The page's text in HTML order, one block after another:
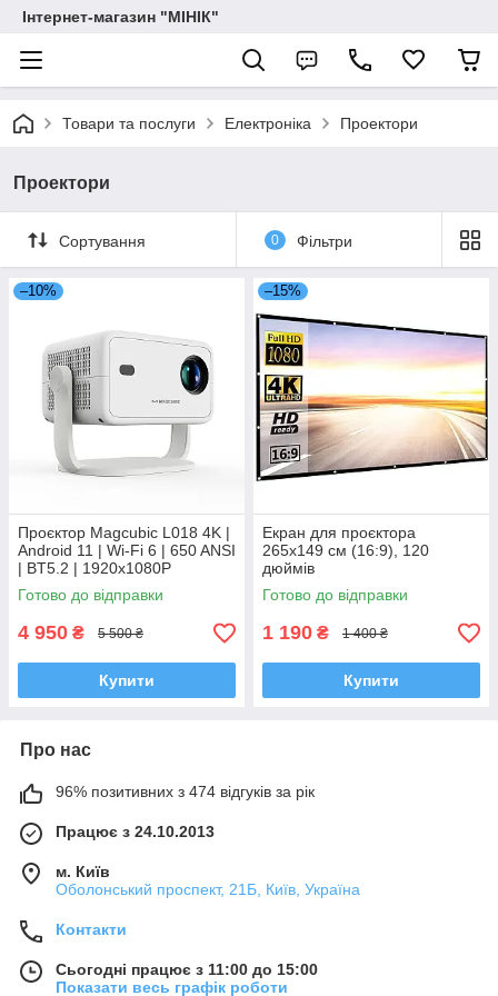
Інтернет-магазин "МІНІК"
Товари та послуги Електроніка Проектори
Проектори
Сортування 0 Фільтри
–10%
Проєктор Magcubic L018 4K |
Android 11 | Wi-Fi 6 | 650 ANSI
| BT5.2 | 1920х1080P
Готово до відправки
4 950 ₴ 5 500 ₴
Купити
–15%
Екран для проєктора
265x149 см (16:9), 120
дюймів
Готово до відправки
1 190 ₴ 1 400 ₴
Купити
Про нас
96% позитивних з 474 відгуків за рік
Працює з 24.10.2013
м. Київ
Оболонський проспект, 21Б, Київ, Україна
Контакти
Сьогодні працює з 11:00 до 15:00
Показати весь графік роботи